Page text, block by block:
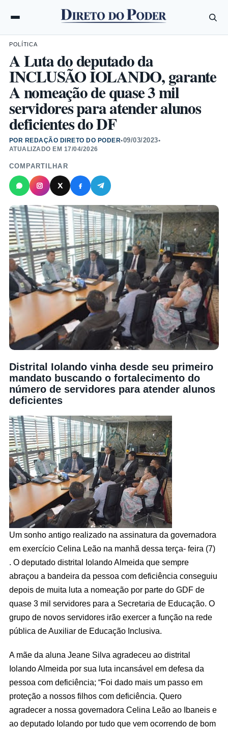
POLÍTICA
A Luta do deputado da
INCLUSÃO IOLANDO, garante
A nomeação de quase 3 mil
servidores para atender alunos
deficientes do DF
POR REDAÇÃO DIRETO DO PODER•09/03/2023•
ATUALIZADO EM 17/04/2026
COMPARTILHAR
Distrital Iolando vinha desde seu primeiro
mandato buscando o fortalecimento do
número de servidores para atender alunos
deficientes
Um sonho antigo realizado na assinatura da governadora
em exercício Celina Leão na manhã dessa terça- feira (7)
. O deputado distrital Iolando Almeida que sempre
abraçou a bandeira da pessoa com deficiência conseguiu
depois de muita luta a nomeação por parte do GDF de
quase 3 mil servidores para a Secretaria de Educação. O
grupo de novos servidores irão exercer a função na rede
pública de Auxiliar de Educação Inclusiva.
A mãe da aluna Jeane Silva agradeceu ao distrital
Iolando Almeida por sua luta incansável em defesa da
pessoa com deficiência; “Foi dado mais um passo em
proteção a nossos filhos com deficiência. Quero
agradecer a nossa governadora Celina Leão ao Ibaneis e
ao deputado Iolando por tudo que vem ocorrendo de bom